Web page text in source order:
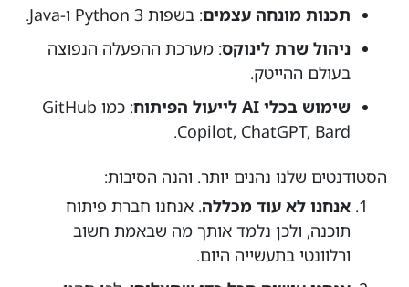
תכנות מונחה עצמים: בשפות Python 3 ו-Java.
ניהול שרת לינוקס: מערכת ההפעלה הנפוצה
בעולם ההייטק.
שימוש בכלי AI לייעול הפיתוח
: כמו GitHub
Copilot, ChatGPT, Bard.
הסטודנטים שלנו נהנים יותר. והנה הסיבות:
אנחנו לא עוד מכללה. אנחנו חברת פיתוח
תוכנה, ולכן נלמד אותך מה שבאמת חשוב
ורלוונטי בתעשייה היום.